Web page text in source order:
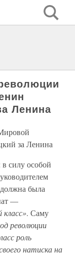
Ленина
за Ленина
силу особой
была
—
. Саму
революции
роль
натиска на